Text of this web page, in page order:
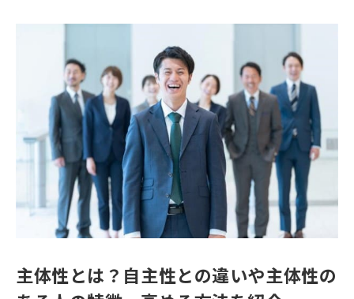
主体性とは？自主性との違いや主体性の